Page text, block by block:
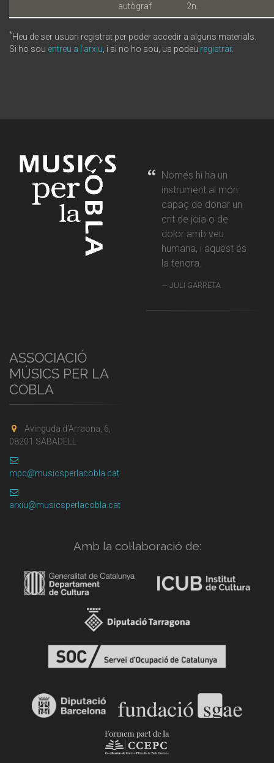
autògraf
2n.
*Heu de ser usuari registrat per poder accedir a alguns materials.
Si ho sou entreu a l'arxiu , i si no ho sou, us podeu registrar.
Només hi ha un
instrument al món
capaç de donar un
crit de joia o de
dolor amb veu
humana, i aquest és
la tenora.
JULI GARRETA
ASSOCIACIÓ
MÚSICS PER LA
COBLA
Avinguda d'Arraona, 6,
08201 SABADELL
mpc@musicsperlacobla.cat
arxiu@musicsperlacobla.cat
Amb la col·laboració de: